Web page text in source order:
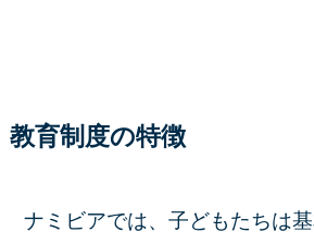
教育制度の特徴
ナミビアでは、子どもたちは